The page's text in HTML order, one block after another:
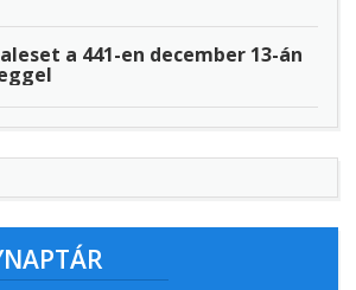
a 441-en december 13-án